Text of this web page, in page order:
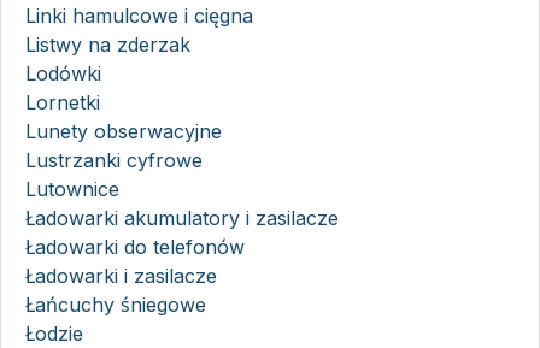
Linki hamulcowe i cięgna
Listwy na zderzak
Lodówki
Lornetki
Lunety obserwacyjne
Lustrzanki cyfrowe
Lutownice
Ładowarki akumulatory i zasilacze
Ładowarki do telefonów
Ładowarki i zasilacze
Łańcuchy śniegowe
Łodzie